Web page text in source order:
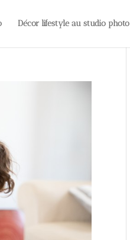
Décor lifestyle au studio photo